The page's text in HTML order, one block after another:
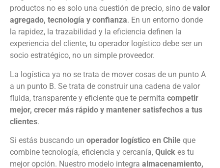
productos no es solo una cuestión de precio, sino de valor
agregado, tecnología y confianza. En un entorno donde
la rapidez, la trazabilidad y la eficiencia definen la
experiencia del cliente, tu operador logístico debe ser un
socio estratégico, no un simple proveedor.
La logística ya no se trata de mover cosas de un punto A
a un punto B. Se trata de construir una cadena de valor
fluida, transparente y eficiente que te permita competir
mejor, crecer más rápido y mantener satisfechos a tus
clientes.
Si estás buscando un operador logístico en Chile que
combine tecnología, eficiencia y cercanía, Quick es tu
mejor opción. Nuestro modelo integra almacenamiento,